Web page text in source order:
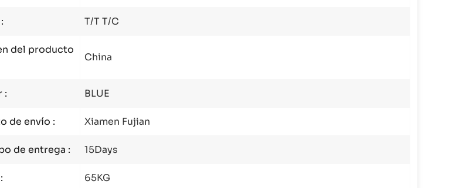
T/T T/C
del producto
China
: BLUE
de envío : Xiamen Fujian
de entrega : 15Days
65KG